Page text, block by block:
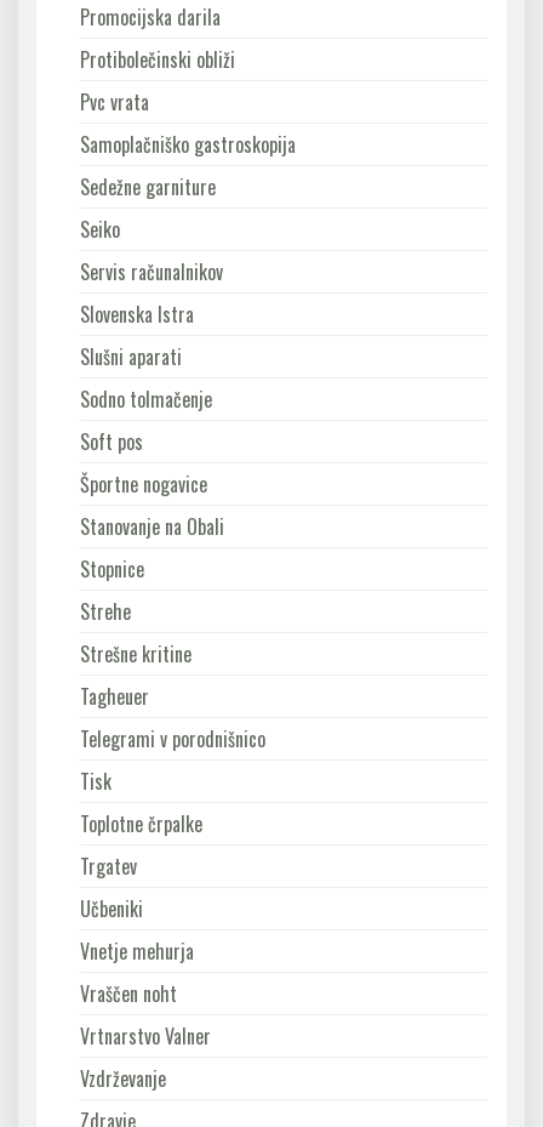
Promocijska darila
Protibolečinski obliži
Pvc vrata
Samoplačniško gastroskopija
Sedežne garniture
Seiko
Servis računalnikov
Slovenska Istra
Slušni aparati
Sodno tolmačenje
Soft pos
Športne nogavice
Stanovanje na Obali
Stopnice
Strehe
Strešne kritine
Tagheuer
Telegrami v porodnišnico
Tisk
Toplotne črpalke
Trgatev
Učbeniki
Vnetje mehurja
Vraščen noht
Vrtnarstvo Valner
Vzdrževanje
Zdravje